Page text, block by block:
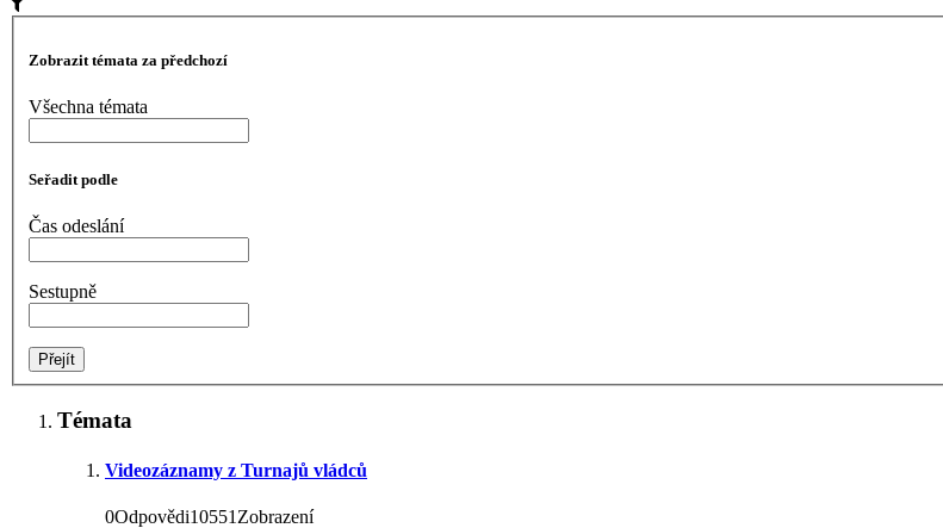
Zobrazit témata za předchozí
Všechna témata
Seřadit podle
Čas odeslání
Sestupně
Témata
Videozáznamy z Turnajů vládců
0Odpovědi10551Zobrazení